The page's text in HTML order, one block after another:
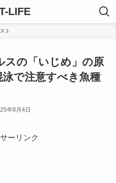
LIFE
スの「いじめ」の原
泳で注意すべき魚種
年8月4日
ーリンク